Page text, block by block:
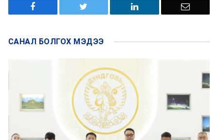
САНАЛ БОЛГОХ МЭДЭЭ